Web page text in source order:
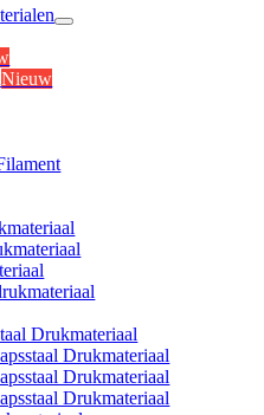
Nieuw
Drukmateriaal
Drukmateriaal
Drukmateriaal
Drukmateriaal